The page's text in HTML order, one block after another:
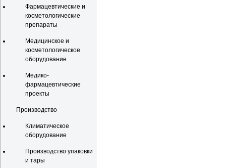
Фармацевтические и
косметологические
препараты
Медицинское и
косметологическое
оборудование
Медико-
фармацевтические
проекты
Производство
Климатическое
оборудование
Производство упаковки
и тары